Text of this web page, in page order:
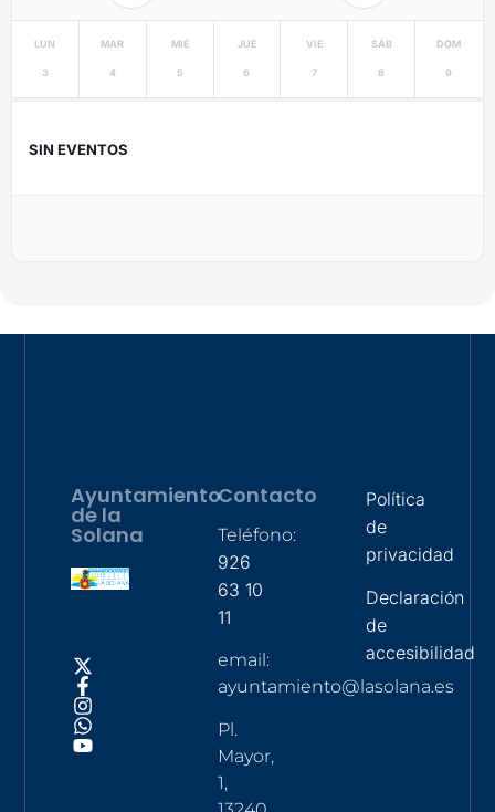
LUN
3
MAR
4
MIÉ
5
JUE
6
VIE
7
SÁB
8
DOM
9
SIN EVENTOS
Ayuntamiento
de la
Solana
Contacto
Teléfono:
926
63 10
11
email:
ayuntamiento@lasolana.es
Pl.
Mayor,
1,
Política
de
privacidad
Declaración
de
accesibilidad